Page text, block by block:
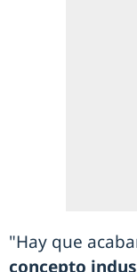
"Hay que
concepto